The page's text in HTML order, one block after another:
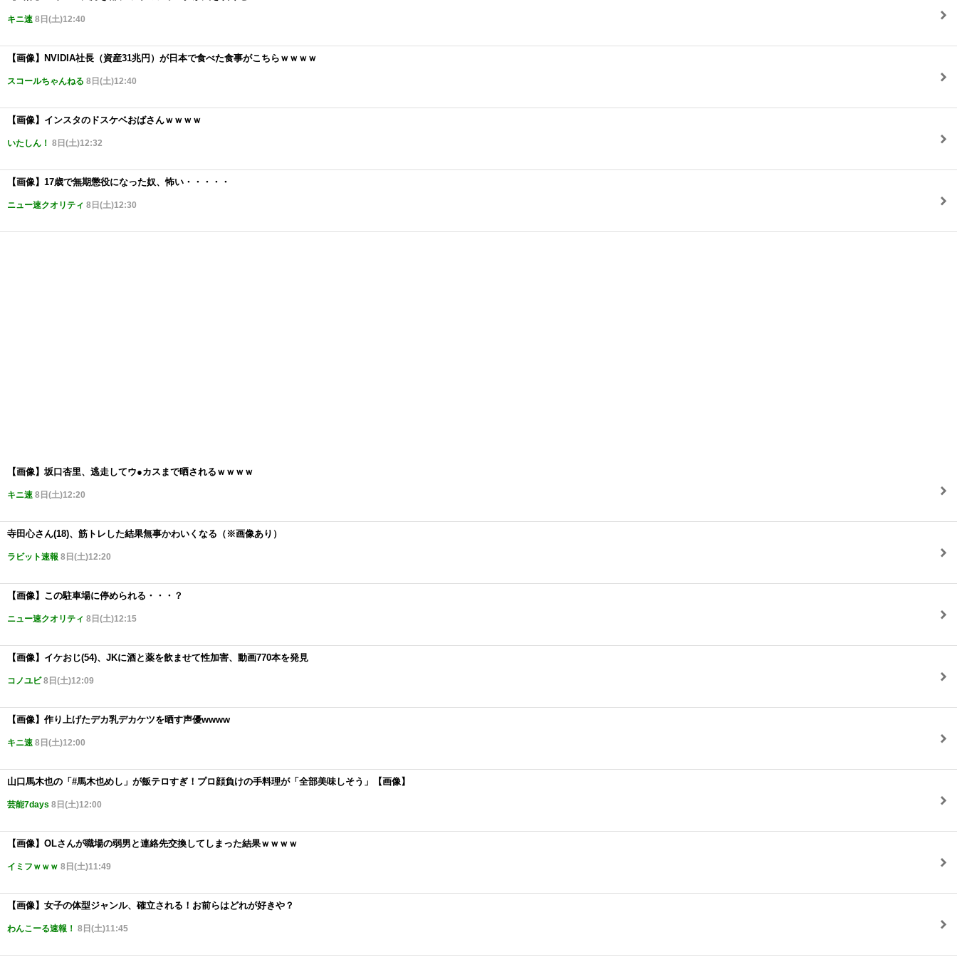
キニ速 8日(土)12:40
【画像】NVIDIA社長（資産31兆円）が日本で食べた食事がこちらｗｗｗｗ
スコールちゃんねる 8日(土)12:40
【画像】インスタのドスケベおばさんｗｗｗｗ
いたしん！ 8日(土)12:32
【画像】17歳で無期懲役になった奴、怖い・・・・・
ニュー速クオリティ 8日(土)12:30
【画像】坂口杏里、逃走してウ●カスまで晒されるｗｗｗｗ
キニ速 8日(土)12:20
寺田心さん(18)、筋トレした結果無事かわいくなる（※画像あり）
ラビット速報 8日(土)12:20
【画像】この駐車場に停められる・・・？
ニュー速クオリティ 8日(土)12:15
【画像】イケおじ(54)、JKに酒と薬を飲ませて性加害、動画770本を発見
コノユビ8日(土)12:09
【画像】作り上げたデカ乳デカケツを晒す声優wwww
キニ速 8日(土)12:00
山口馬木也の「#馬木也めし」が飯テロすぎ！プロ顔負けの手料理が「全部美味しそう」【画像】
芸能7days 8日(土)12:00
【画像】OLさんが職場の弱男と連絡先交換してしまった結果ｗｗｗｗ
イミフｗｗｗ 8日(土)11:49
【画像】女子の体型ジャンル、確立される！お前らはどれが好きや？
わんこーる速報！ 8日(土)11:45